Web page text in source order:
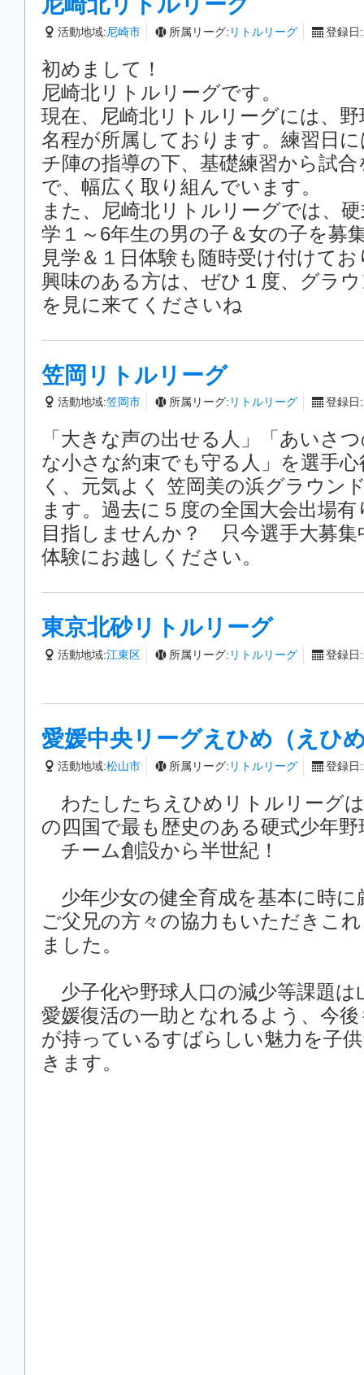
活動地域:尼崎市 所属リーグ: リトルリーグ 登録日
初めまして！
尼崎北リトルリーグです。
現在、尼崎北リトルリーグには、
名程が所属しております。練習日
チ陣の指導の下、基礎練習から試
で、幅広く取り組んでいます。
また、尼崎北リトルリーグでは、
学１～6年生の男の子＆女の子を募
見学＆１日体験も随時受け付けて
興味のある方は、ぜひ１度、グラ
を見に来てくださいね
笠岡リトルリーグ
活動地域:笠岡市 所属リーグ: リトルリーグ 登録日
「大きな声の出せる人」「あいさ
な小さな約束でも守る人」を選手
く、元気よく 笠岡美の浜グラウン
ます。過去に５度の全国大会出場
目指しませんか？ 只今選手大募集
体験にお越しください。
東京北砂リトルリーグ
活動地域:江東区 所属リーグ: リトルリーグ 登録日
愛媛中央リーグえひめ（えひ
活動地域:松山市 所属リーグ: リトルリーグ 登録日
わたしたちえひめリトルリーグ
の四国で最も歴史のある硬式少年
チーム創設から半世紀！
少年少女の健全育成を基本に時に
ご父兄の方々の協力もいただきこ
ました。
少子化や野球人口の減少等課題は
愛媛復活の一助となれるよう、今
が持っているすばらしい魅力を子
きます。